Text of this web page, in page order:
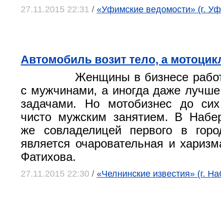
27.11.2015 22:31 / «Уфимские ведомости» (г.
Автомобиль возит тело, а
Женщины в бизнесе
с мужчинами, а иногда даже
задачами. Но мотобизнес до
чисто мужским занятием. В
же совладелицей первого в
является очаровательная и
Фатихова.
27.11.2015 22:30 / «Челнинские известия» (г.